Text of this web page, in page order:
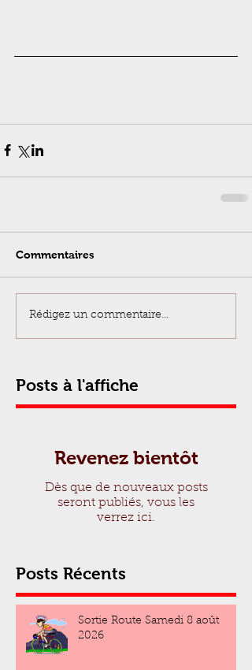
Commentaires
Rédigez un commentaire...
Posts à l'affiche
Revenez bientôt
Dès que de nouveaux posts
seront publiés, vous les
verrez ici.
Posts Récents
Sortie Route Samedi 8 août
2026